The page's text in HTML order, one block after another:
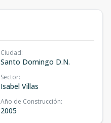
Ciudad:
Santo Domingo D.N.
Sector:
Isabel Villas
Año de Construcción:
2005